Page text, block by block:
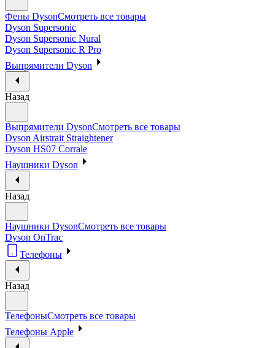
Фены DysonСмотреть все товары
Dyson Supersonic
Dyson Supersonic Nural
Dyson Supersonic R Pro
Выпрямители Dyson
Назад
Выпрямители DysonСмотреть все товары
Dyson Airstrait Straightener
Dyson HS07 Corrale
Наушники Dyson
Назад
Наушники DysonСмотреть все товары
Dyson OnTrac
Телефоны
Назад
ТелефоныСмотреть все товары
Телефоны Apple